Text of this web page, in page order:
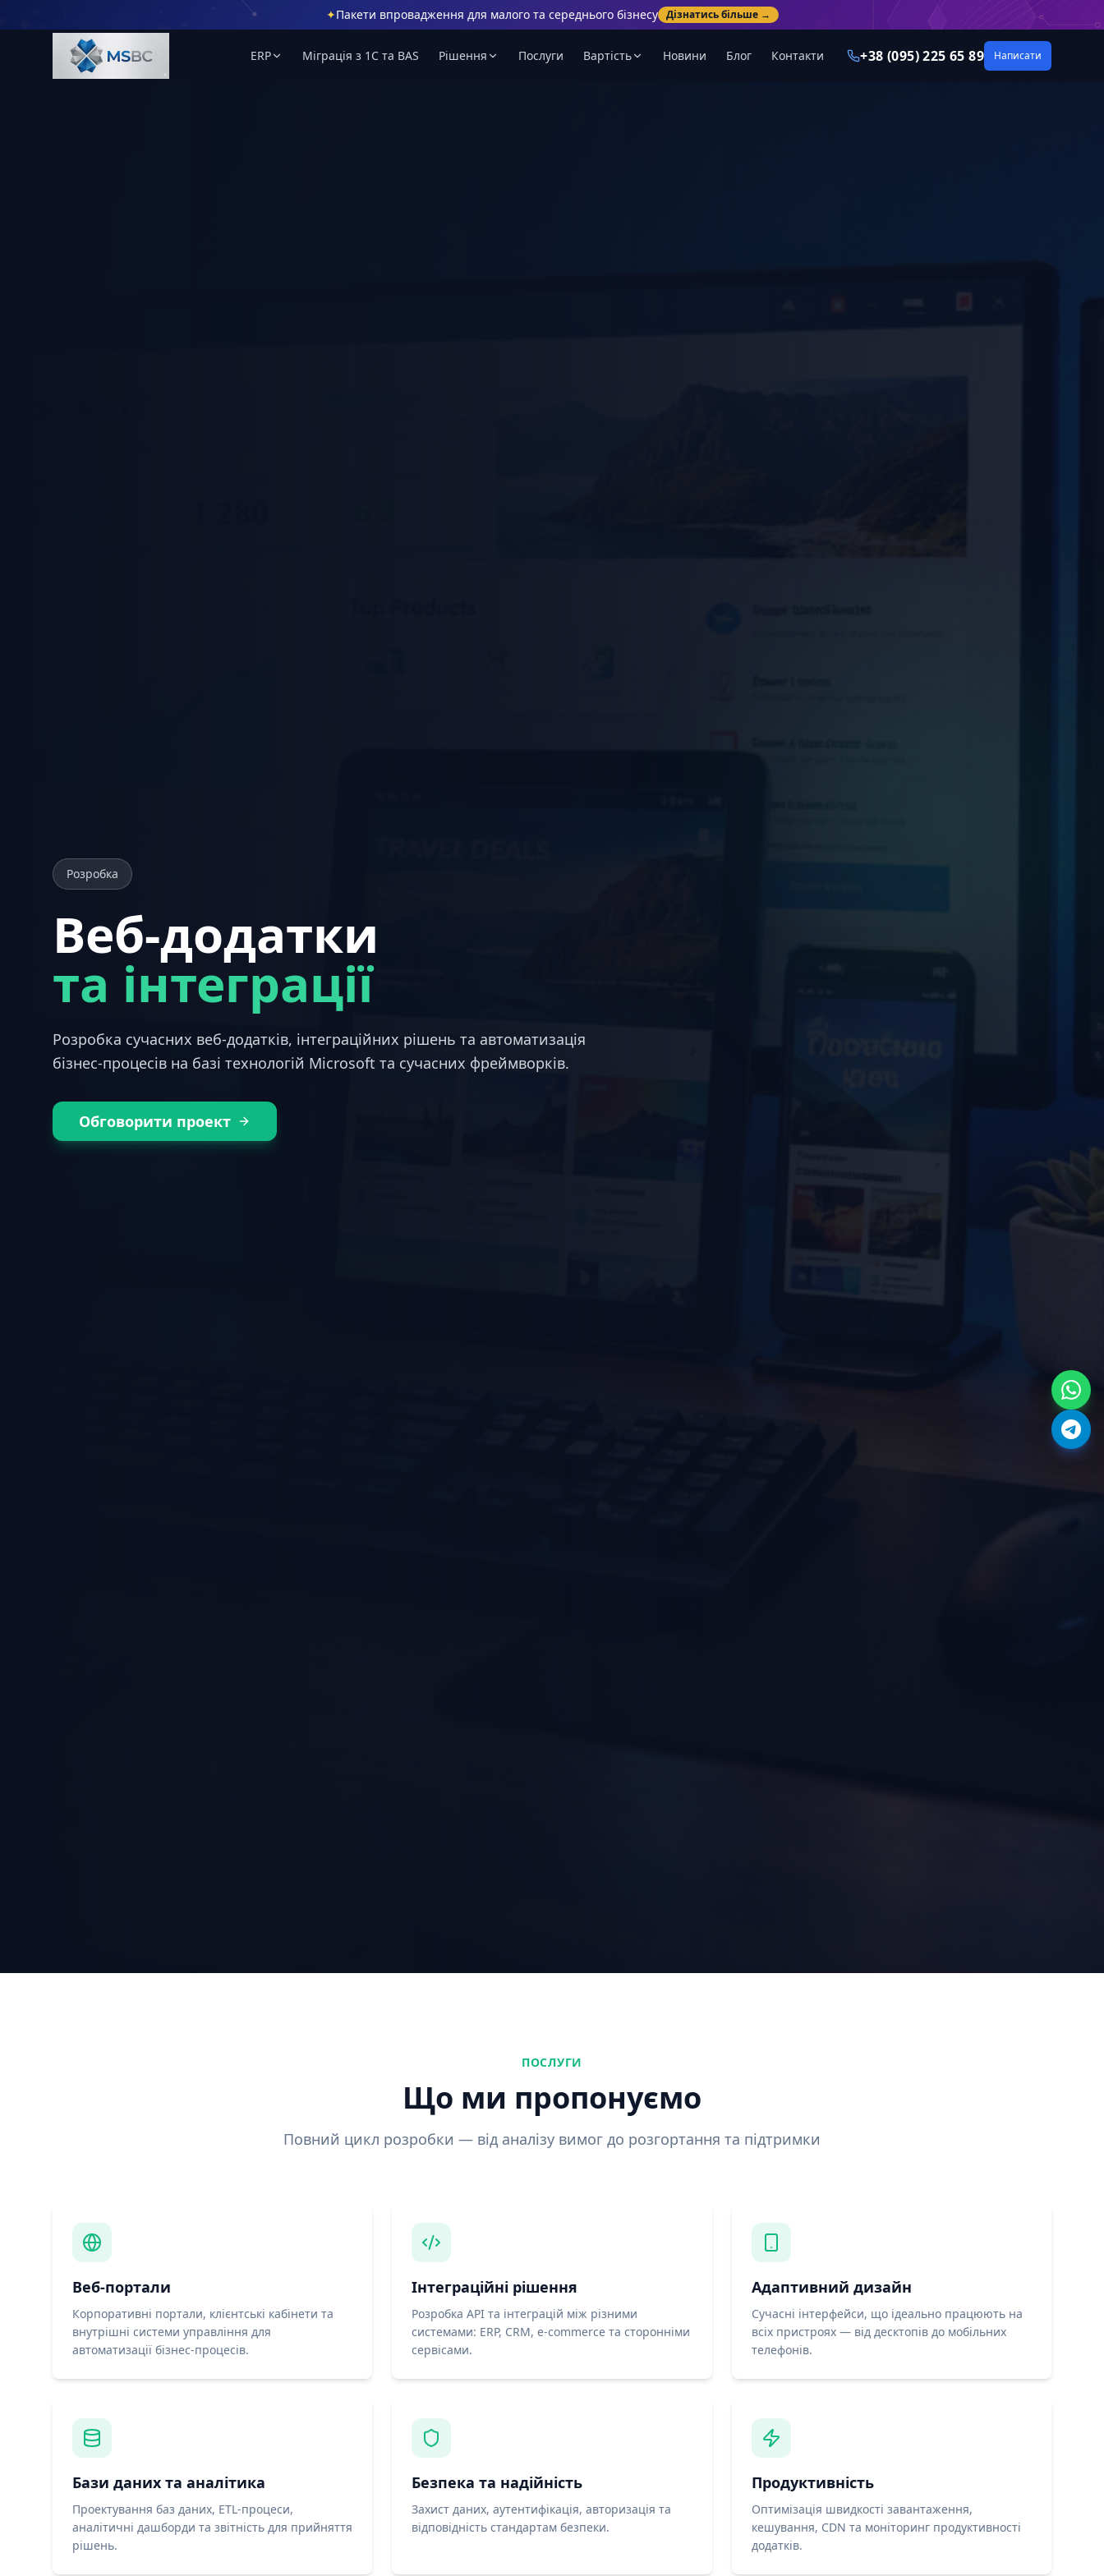
✦Пакети впровадження для малого та середнього бізнесу Дізнатись більше →
ERP Міграція з 1С та BAS Рішення Послуги Вартість Новини Блог Контакти +38 (095) 225 65 89 Написати
Розробка
Веб-додатки
та інтеграції
Розробка сучасних веб-додатків, інтеграційних рішень та автоматизація
бізнес-процесів на базі технологій Microsoft та сучасних фреймворків.
Обговорити проект
ПОСЛУГИ
Що ми пропонуємо
Повний цикл розробки — від аналізу вимог до розгортання та підтримки
Веб-портали
Корпоративні портали, клієнтські кабінети та
внутрішні системи управління для
автоматизації бізнес-процесів.
Інтеграційні рішення
Розробка API та інтеграцій між різними
системами: ERP, CRM, e-commerce та сторонніми
сервісами.
Адаптивний дизайн
Сучасні інтерфейси, що ідеально працюють на
всіх пристроях — від десктопів до мобільних
телефонів.
Бази даних та аналітика
Проектування баз даних, ETL-процеси,
аналітичні дашборди та звітність для прийняття
рішень.
Безпека та надійність
Захист даних, аутентифікація, авторизація та
відповідність стандартам безпеки.
Продуктивність
Оптимізація швидкості завантаження,
кешування, CDN та моніторинг продуктивності
додатків.